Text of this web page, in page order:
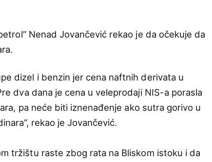
Nenad Jovančević rekao je da očekuje da
dizel i benzin jer cena naftnih derivata u
dva dana je cena u veleprodaji NIS-a porasla
pa neće biti iznenađenje ako sutra gorivo u
rekao je Jovančević.
tržištu raste zbog rata na Bliskom istoku i da